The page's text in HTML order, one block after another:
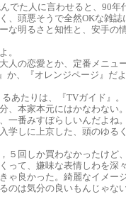
でた人に言わせると、90年
、頭悪そうで全然OKな雑
な明るさと知性と、安手の
。
人の恋愛とか、定番メニュ
か、『オレンジページ』だよ
あたりは、『TVガイド』。
、本家本元にはかなわない。
一番みすぼらしいんだよね。
学しに上京した、頭のゆる
５回しか買わなかったけど
って、嫌味な表情しわを深
ゃ良かった。綺麗なイメー
のは気分の良いもんじゃない